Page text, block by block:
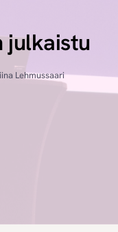
julkaistu
Lehmussaari